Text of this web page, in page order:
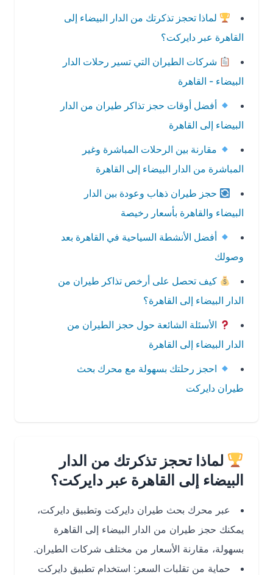
لماذا تحجز تذكرتك من الدار البيضاء إلى
القاهرة عبر دايركت؟
شركات الطيران التي تسير رحلات الدار
البيضاء - القاهرة
أفضل أوقات حجز تذاكر طيران من الدار
البيضاء إلى القاهرة
مقارنة بين الرحلات المباشرة وغير
المباشرة من الدار البيضاء إلى القاهرة
حجز طيران ذهاب وعودة بين الدار
البيضاء والقاهرة بأسعار رخيصة
أفضل الأنشطة السياحية في القاهرة بعد
وصولك
كيف تحصل على أرخص تذاكر طيران من
الدار البيضاء إلى القاهرة؟
الأسئلة الشائعة حول حجز الطيران من
الدار البيضاء إلى القاهرة
احجز رحلتك بسهولة مع محرك بحث
طيران دايركت
لماذا تحجز تذكرتك من الدار
البيضاء إلى القاهرة عبر دايركت؟
عبر محرك بحث طيران دايركت وتطبيق دايركت،
يمكنك حجز طيران من الدار البيضاء إلى القاهرة
بسهولة، مقارنة الأسعار من مختلف شركات الطيران.
حماية من تقلبات السعر: استخدام تطبيق دايركت